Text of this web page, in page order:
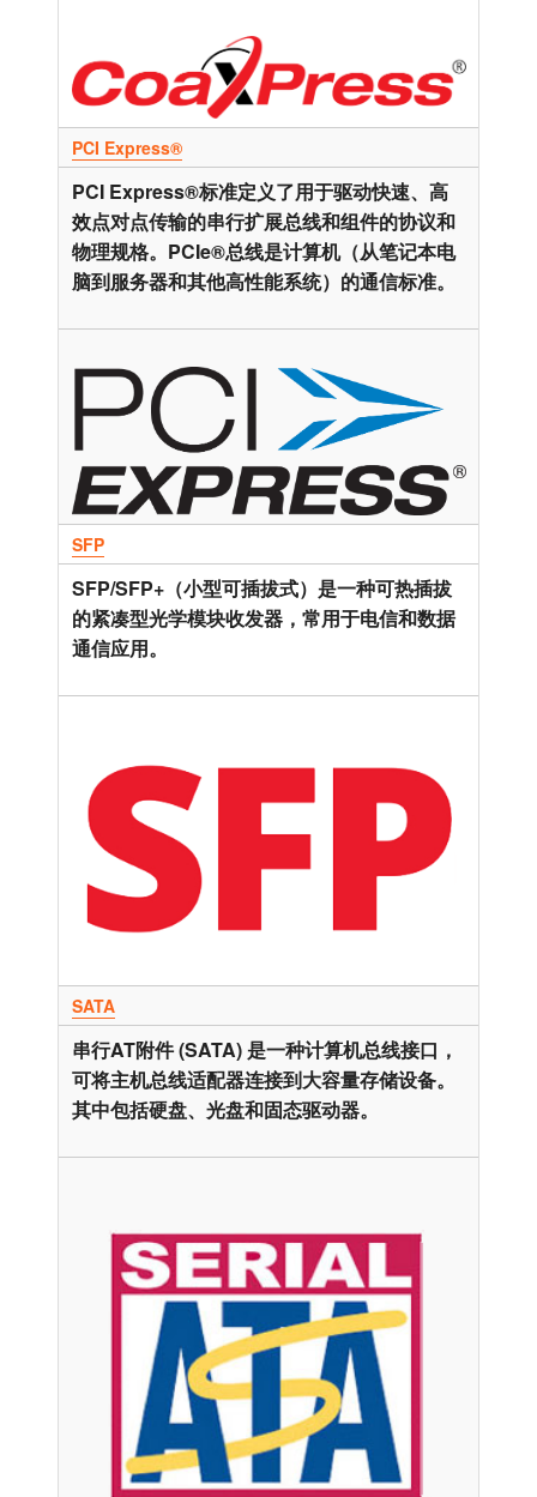
PCI Express®
PCI Express®标准定义了用于驱动快速、高
效点对点传输的串行扩展总线和组件的协议和
物理规格。PCIe®总线是计算机（从笔记本电
脑到服务器和其他高性能系统）的通信标准。
SFP
SFP/SFP+（小型可插拔式）是一种可热插拔
的紧凑型光学模块收发器，常用于电信和数据
通信应用。
SATA
串行AT附件 (SATA) 是一种计算机总线接口，
可将主机总线适配器连接到大容量存储设备。
其中包括硬盘、光盘和固态驱动器。